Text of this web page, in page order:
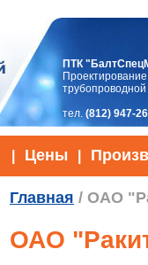
ПТК
тел. (812) 947-
Цены
Главная / ОАО
ОАО